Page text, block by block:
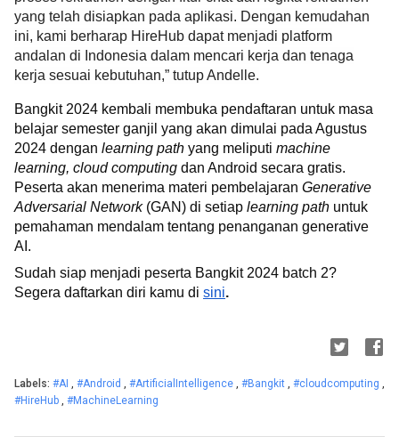
yang telah disiapkan pada aplikasi. Dengan kemudahan
ini, kami berharap HireHub dapat menjadi platform
andalan di Indonesia dalam mencari kerja dan tenaga
kerja sesuai kebutuhan,” tutup Andelle.
Bangkit 2024 kembali membuka pendaftaran untuk masa
belajar semester ganjil yang akan dimulai pada Agustus
2024 dengan learning path yang meliputi machine
learning, cloud computing dan Android secara gratis.
Peserta akan menerima materi pembelajaran Generative
Adversarial Network(GAN) di setiap learning path untuk
pemahaman mendalam tentang penanganan generative
AI.
Sudah siap menjadi peserta Bangkit 2024 batch 2?
Segera daftarkan diri kamu di sini.
Labels: #AI , #Android , #ArtificialIntelligence , #Bangkit , #cloudcomputing ,
#HireHub , #MachineLearning